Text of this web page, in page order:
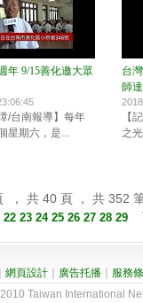
年 9/15善化邀大眾
/台南報導】每年
星期六，是...
台
師
【
之
， 共 40 頁 ， 共 352
22 23 24 25 26 27 28 29
網頁設計 廣告托播
服務
Taiwan International